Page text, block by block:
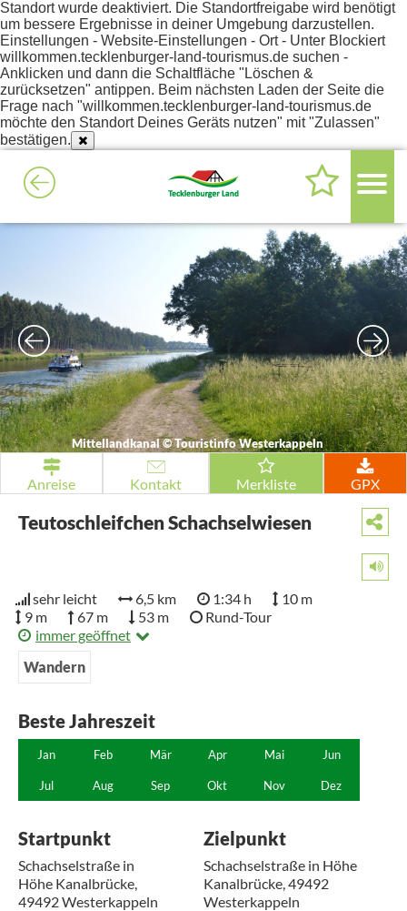
Standort wurde deaktiviert. Die Standortfreigabe wird benötigt
um bessere Ergebnisse in deiner Umgebung darzustellen.
Einstellungen - Website-Einstellungen - Ort - Unter Blockiert
willkommen.tecklenburger-land-tourismus.de suchen -
Anklicken und dann die Schaltfläche "Löschen &
zurücksetzen" antippen. Beim nächsten Laden der Seite die
Frage nach "willkommen.tecklenburger-land-tourismus.de
möchte den Standort Deines Geräts nutzen" mit "Zulassen"
bestätigen.
Mittellandkanal©Touristinfo Westerkappeln
4
Anreise Kontakt Merkliste GPX
Teutoschleifchen Schachselwiesen
sehr leicht 6,5 km 1:34 h
10 m
9 m
67 m 53 m
Rund-Tour
immer geöffnet
Wandern
Beste Jahreszeit
Jan Feb Mär Apr Mai Jun
Jul Aug Sep Okt Nov Dez
Startpunkt
Schachselstraße in
Höhe Kanalbrücke,
49492 Westerkappeln
Zielpunkt
Schachselstraße in Höhe
Kanalbrücke, 49492
Westerkappeln